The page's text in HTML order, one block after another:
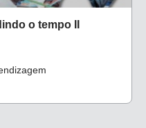
o tempo II